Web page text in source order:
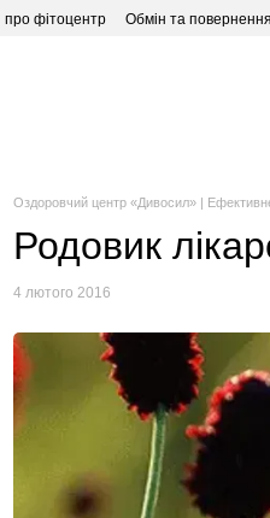
про фітоцентр Обмін та повернення
Оздоровчий центр «Дивосил» |
Родовик
4 лютого 2016